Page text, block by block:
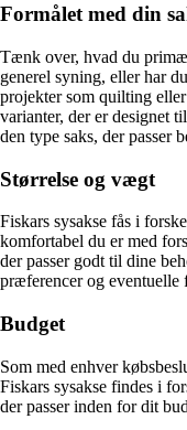
Formålet med din
Tænk over, hvad du
generel syning, eller har
projekter som quilting
varianter, der er designet
den type saks, der passer
Størrelse og vægt
Fiskars sysakse fås i
komfortabel du er med
der passer godt til dine
præferencer og eventuelle
Budget
Som med enhver
Fiskars sysakse findes i
der passer inden for dit